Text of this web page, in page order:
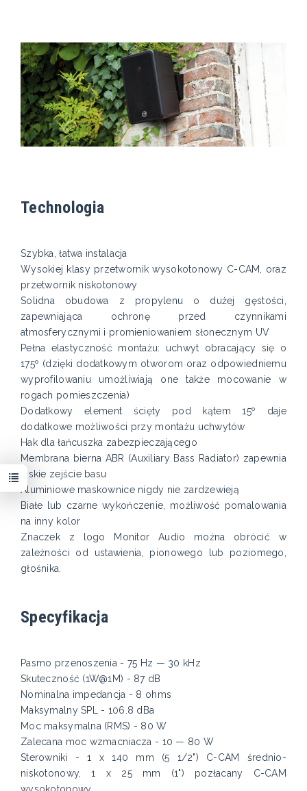
Technologia
Szybka, łatwa instalacja
Wysokiej klasy przetwornik wysokotonowy C-CAM, oraz
przetwornik niskotonowy
Solidna obudowa z propylenu o dużej gęstości,
zapewniająca ochronę przed czynnikami
atmosferycznymi i promieniowaniem słonecznym UV
Pełna elastyczność montażu: uchwyt obracający się o
175º (dzięki dodatkowym otworom oraz odpowiedniemu
wyprofilowaniu umożliwiają one także mocowanie w
rogach pomieszczenia)
Dodatkowy element ścięty pod kątem 15º daje
dodatkowe możliwości przy montażu uchwytów
Hak dla łańcuszka zabezpieczającego
Membrana bierna ABR (Auxiliary Bass Radiator) zapewnia
niskie zejście basu
Aluminiowe maskownice nigdy nie zardzewieją
Białe lub czarne wykończenie, możliwość pomalowania
na inny kolor
Znaczek z logo Monitor Audio można obrócić w
zależności od ustawienia, pionowego lub poziomego,
głośnika.
Specyfikacja
Pasmo przenoszenia - 75 Hz — 30 kHz
Skuteczność (1W@1M) - 87 dB
Nominalna impedancja - 8 ohms
Maksymalny SPL - 106.8 dBa
Moc maksymalna (RMS) - 80 W
Zalecana moc wzmacniacza - 10 — 80 W
Sterowniki - 1 x 140 mm (5 1/2") C-CAM średnio-
niskotonowy, 1 x 25 mm (1") pozłacany C-CAM